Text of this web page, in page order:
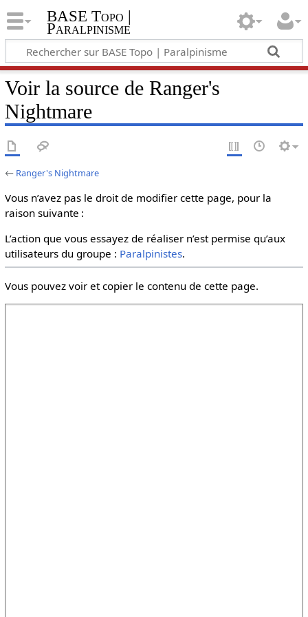
BASE Topo |
Paralpinisme
Voir la source de Ranger's
Nightmare
← Ranger's Nightmare
Vous n’avez pas le droit de modifier cette page, pour la
raison suivante :
L’action que vous essayez de réaliser n’est permise qu’aux
utilisateurs du groupe : Paralpinistes.
Vous pouvez voir et copier le contenu de cette page.